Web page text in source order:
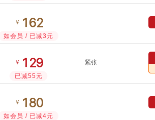
￥  
如会员 / 已减3元
￥  
已减55元
紧张
￥  
如会员 / 已减4元